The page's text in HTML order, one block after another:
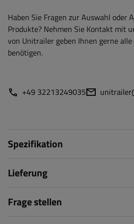
Haben Sie Fragen zur Auswahl oder
Produkte? Nehmen Sie Kontakt mit
von Unitrailer geben Ihnen gerne
benötigen.
+49 32213249035
Spezifikation
Lieferung
Frage stellen